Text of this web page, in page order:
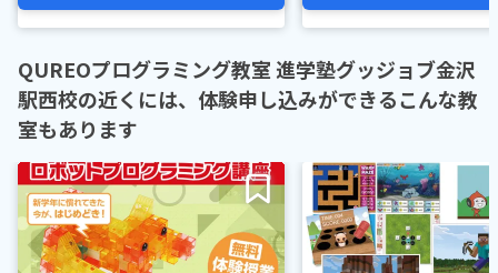
QUREOプログラミング教室 進学塾グッジョブ金沢
駅西校の近くには、体験申し込みができるこんな教
室もあります